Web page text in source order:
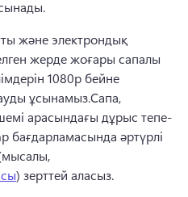
және электрондық
жерде жоғары сапалы
1080p бейне
ұсынамыз.Сапа,
арасындағы дұрыс тепе-
бағдарламасында әртүрлі
) зерттей аласыз.